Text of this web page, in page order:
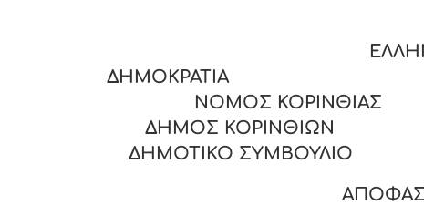
ΝΟΜΟΣ ΚΟΡΙΝΘΙΑΣ
ΔΗΜΟΣ ΚΟΡΙΝΘΙΩΝ
ΔΗΜΟΤΙΚΟ ΣΥΜΒΟΥΛΙΟ